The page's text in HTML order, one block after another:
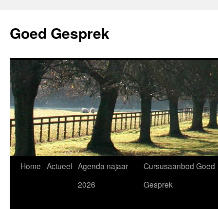
content
Goed Gesprek
Home Actueel Agenda najaar
2026
Cursusaanbod Goed
Gesprek